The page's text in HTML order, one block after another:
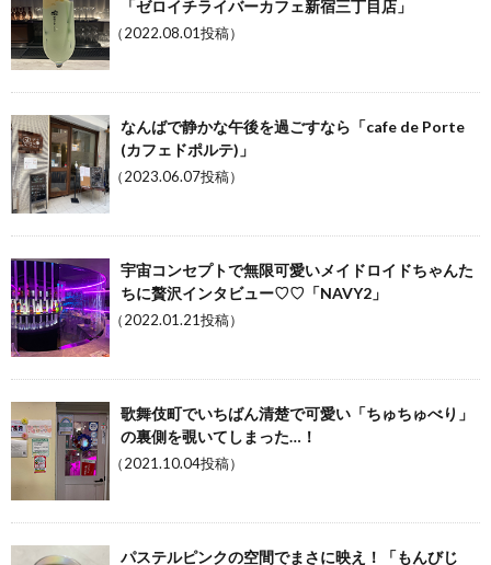
「ゼロイチライバーカフェ新宿三丁目店」
（2022.08.01投稿）
なんばで静かな午後を過ごすなら「cafe de Porte
(カフェドポルテ)」
（2023.06.07投稿）
宇宙コンセプトで無限可愛いメイドロイドちゃんた
ちに贅沢インタビュー♡♡「NAVY2」
（2022.01.21投稿）
歌舞伎町でいちばん清楚で可愛い「ちゅちゅべり」
の裏側を覗いてしまった…！
（2021.10.04投稿）
パステルピンクの空間でまさに映え！「もんびじ